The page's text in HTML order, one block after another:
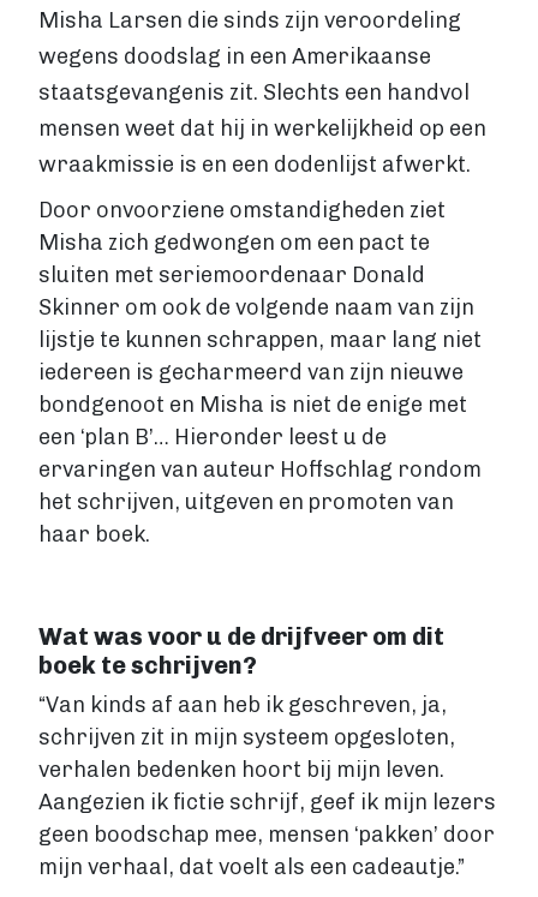
VIA BOEKENBESTELLEN.NL
Boek uitgeven via Boekenbestellen.nl
E-BOOK UITGEVEN
Boek uitgeven als e-book
Wat is een e-book?
E-book opmaken
E-book verkopen
Stappenplan
Boek schrijven
BOEK SCHRIJVEN
Boek redigeren
BOEK MAKEN
Boek maken
Zakelijk boek
Lifestyle boek
Kennis boek
ZAKELIJK
Zakelijk boek
Coachingboek
Marketingboek
Lifestyle
Biografie
Dagboek
Gezondheidsboek
Misha Larsen die sinds zijn veroordeling
wegens doodslag in een Amerikaanse
staatsgevangenis zit. Slechts een handvol
mensen weet dat hij in werkelijkheid op een
wraakmissie is en een dodenlijst afwerkt.
Door onvoorziene omstandigheden ziet
Misha zich gedwongen om een pact te
sluiten met seriemoordenaar Donald
Skinner om ook de volgende naam van zijn
lijstje te kunnen schrappen, maar lang niet
iedereen is gecharmeerd van zijn nieuwe
bondgenoot en Misha is niet de enige met
een ‘plan B’… Hieronder leest u de
ervaringen van auteur Hoffschlag rondom
het schrijven, uitgeven en promoten van
haar boek.
Wat was voor u de drijfveer om dit
boek te schrijven?
“Van kinds af aan heb ik geschreven, ja,
schrijven zit in mijn systeem opgesloten,
verhalen bedenken hoort bij mijn leven.
Aangezien ik fictie schrijf, geef ik mijn lezers
geen boodschap mee, mensen ‘pakken’ door
mijn verhaal, dat voelt als een cadeautje.”